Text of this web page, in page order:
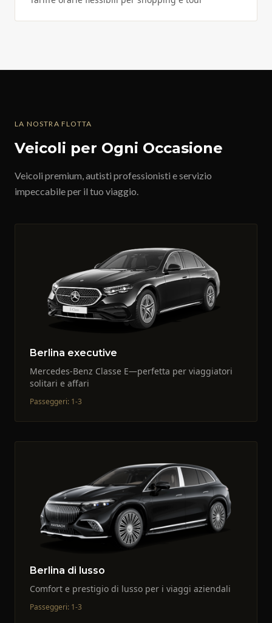
LA NOSTRA FLOTTA
Veicoli per Ogni Occasione
Veicoli premium, autisti professionisti e servizio
impeccabile per il tuo viaggio.
Berlina executive
Mercedes-Benz Classe E—perfetta per viaggiatori
solitari e affari
Passeggeri: 1-3
Berlina di lusso
Comfort e prestigio di lusso per i viaggi aziendali
Passeggeri: 1-3